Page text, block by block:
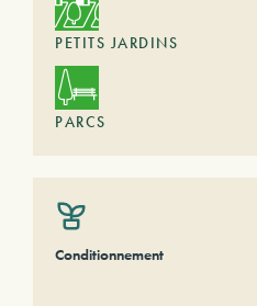
PETITS JARDINS
PARCS
Conditionnement